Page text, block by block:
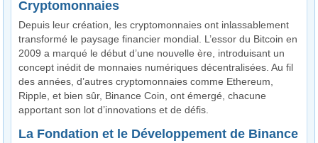
Cryptomonnaies
Depuis leur création, les cryptomonnaies ont inlassablement
transformé le paysage financier mondial. L’essor du Bitcoin en
2009 a marqué le début d’une nouvelle ère, introduisant un
concept inédit de monnaies numériques décentralisées. Au fil
des années, d’autres cryptomonnaies comme Ethereum,
Ripple, et bien sûr, Binance Coin, ont émergé, chacune
apportant son lot d’innovations et de défis.
La Fondation et le Développement de Binance